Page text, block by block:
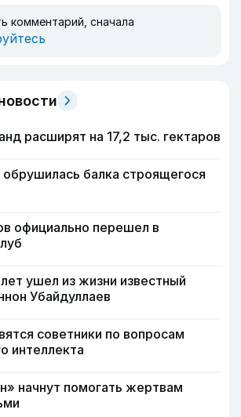
комментарий, сначала
расширят на 17,2 тыс. гектаров
балка строящегося
официально перешел в
ушел из жизни известный
Убайдуллаев
советники по вопросам
интеллекта
начнут помогать жертвам